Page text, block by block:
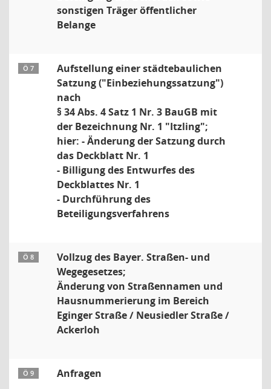
sonstigen Träger öffentlicher
Belange
Ö 7
Aufstellung einer städtebaulichen
Satzung ("Einbeziehungssatzung")
nach
§ 34 Abs. 4 Satz 1 Nr. 3 BauGB mit
der Bezeichnung Nr. 1 "Itzling";
hier: - Änderung der Satzung durch
das Deckblatt Nr. 1
- Billigung des Entwurfes des
Deckblattes Nr. 1
- Durchführung des
Beteiligungsverfahrens
Ö 8
Vollzug des Bayer. Straßen- und
Wegegesetzes;
Änderung von Straßennamen und
Hausnummerierung im Bereich
Eginger Straße / Neusiedler Straße /
Ackerloh
Ö 9 Anfragen